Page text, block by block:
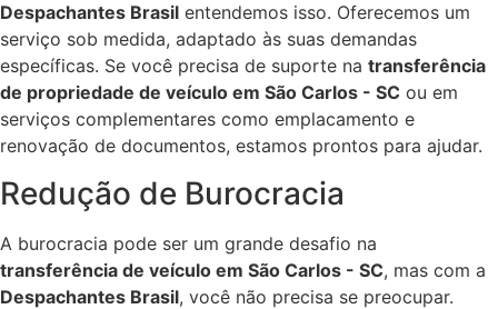
Despachantes Brasil entendemos isso. Oferecemos um
serviço sob medida, adaptado às suas demandas
específicas. Se você precisa de suporte na transferência
de propriedade de veículo em São Carlos - SC ou em
serviços complementares como emplacamento e
renovação de documentos, estamos prontos para ajudar.
Redução de Burocracia
A burocracia pode ser um grande desafio na
transferência de veículo em São Carlos - SC, mas com a
Despachantes Brasil, você não precisa se preocupar.